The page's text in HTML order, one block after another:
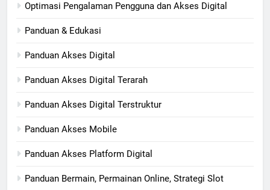
Optimasi Pengalaman Pengguna dan Akses Digital
Panduan & Edukasi
Panduan Akses Digital
Panduan Akses Digital Terarah
Panduan Akses Digital Terstruktur
Panduan Akses Mobile
Panduan Akses Platform Digital
Panduan Bermain, Permainan Online, Strategi Slot